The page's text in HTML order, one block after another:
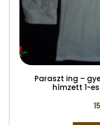
Paraszt ing –
hímzett 1-